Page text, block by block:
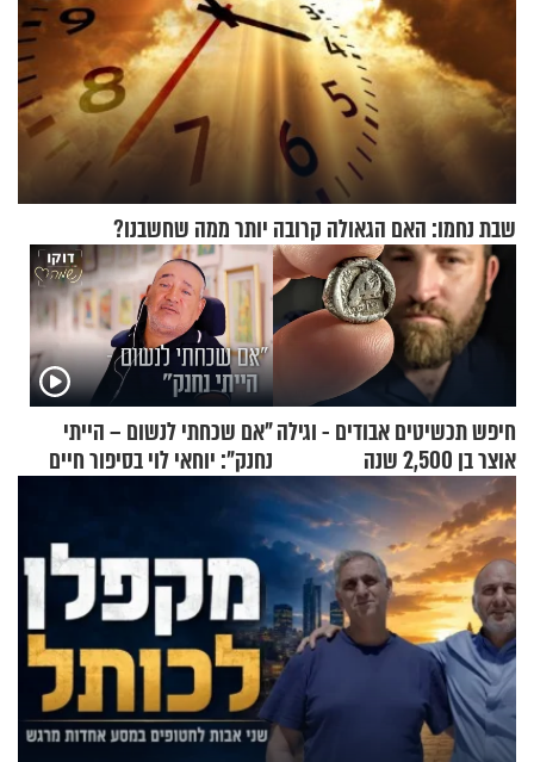
שבת נחמו: האם הגאולה קרובה יותר ממה שחשבנו?
חיפש תכשיטים אבודים - וגילה
אוצר בן 2,500 שנה
"אם שכחתי לנשום – הייתי
נחנק": יוחאי לוי בסיפור חיים
מעורר השראה